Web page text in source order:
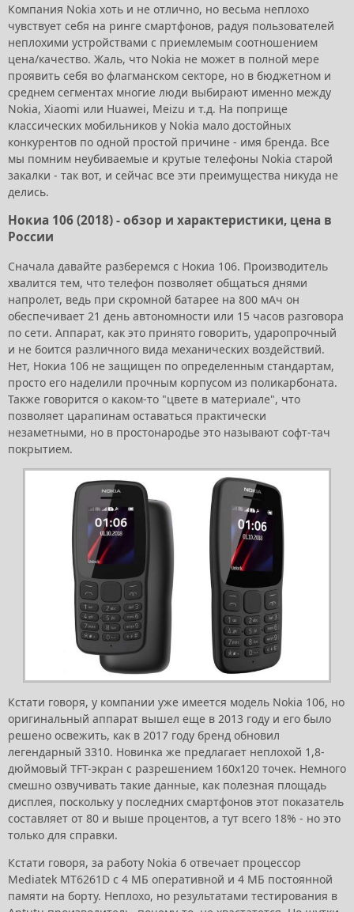
Компания Nokia хоть и не отлично, но весьма неплохо
чувствует себя на ринге смартфонов, радуя пользователей
неплохими устройствами с приемлемым соотношением
цена/качество. Жаль, что Nokia не может в полной мере
проявить себя во флагманском секторе, но в бюджетном и
среднем сегментах многие люди выбирают именно между
Nokia, Xiaomi или Huawei, Meizu и т.д. На поприще
классических мобильников у Nokia мало достойных
конкурентов по одной простой причине - имя бренда. Все
мы помним неубиваемые и крутые телефоны Nokia старой
закалки - так вот, и сейчас все эти преимущества никуда не
делись.
Нокиа 106 (2018) - обзор и характеристики, цена в
России
Сначала давайте разберемся с Нокиа 106. Производитель
хвалится тем, что телефон позволяет общаться днями
напролет, ведь при скромной батарее на 800 мАч он
обеспечивает 21 день автономности или 15 часов разговора
по сети. Аппарат, как это принято говорить, ударопрочный
и не боится различного вида механических воздействий.
Нет, Нокиа 106 не защищен по определенным стандартам,
просто его наделили прочным корпусом из поликарбоната.
Также говорится о каком-то "цвете в материале", что
позволяет царапинам оставаться практически
незаметными, но в простонародье это называют софт-тач
покрытием.
Кстати говоря, у компании уже имеется модель Nokia 106, но
оригинальный аппарат вышел еще в 2013 году и его было
решено освежить, как в 2017 году бренд обновил
легендарный 3310. Новинка же предлагает неплохой 1,8-
дюймовый TFT-экран с разрешением 160х120 точек. Немного
смешно озвучивать такие данные, как полезная площадь
дисплея, поскольку у последних смартфонов этот показатель
составляет от 80 и выше процентов, а тут всего 18% - но это
только для справки.
Кстати говоря, за работу Nokia 6 отвечает процессор
Mediatek MT6261D с 4 МБ оперативной и 4 МБ постоянной
памяти на борту. Неплохо, но результатами тестирования в